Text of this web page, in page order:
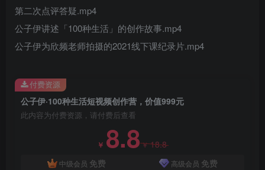
第二次点评答疑.mp4
公子伊讲述「100种生活」的创作故事.mp4
公子伊为欣频老师拍摄的2021线下课纪录片.mp4
公子伊·100种生活短视频创作营，价值999元
此内容为付费资源，请付费后查看
￥ 8.8￥18.8
中级会员 免费 高级会员 免费
付费资源